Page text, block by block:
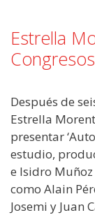
Estrella
Después de
Estrella
presentar
estudio,
e Isidro
como Alain
Josemi y Juan